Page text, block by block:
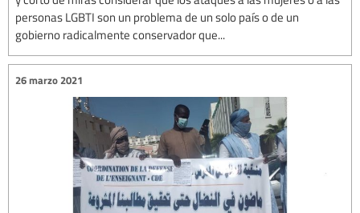
personas LGBTI son un problema de un solo país o de un
gobierno radicalmente conservador que...
26 marzo 2021